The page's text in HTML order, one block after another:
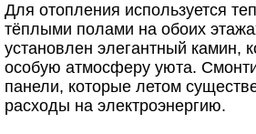
Для отопления используется
тёплыми полами на обоих
установлен элегантный камин,
особую атмосферу уюта.
панели, которые летом
расходы на электроэнергию.